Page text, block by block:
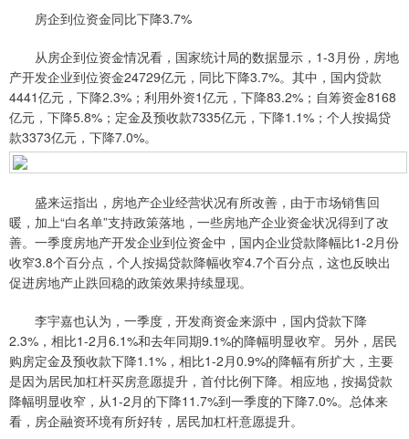
房企到位资金同比下降3.7%
从房企到位资金情况看，国家统计局的数据显示，1-3月份，房地
产开发企业到位资金24729亿元，同比下降3.7%。其中，国内贷款
4441亿元，下降2.3%；利用外资1亿元，下降83.2%；自筹资金8168
亿元，下降5.8%；定金及预收款7335亿元，下降1.1%；个人按揭贷
款3373亿元，下降7.0%。
盛来运指出，房地产企业经营状况有所改善，由于市场销售回
暖，加上“白名单”支持政策落地，一些房地产企业资金状况得到了改
善。一季度房地产开发企业到位资金中，国内企业贷款降幅比1-2月份
收窄3.8个百分点，个人按揭贷款降幅收窄4.7个百分点，这也反映出
促进房地产止跌回稳的政策效果持续显现。
李宇嘉也认为，一季度，开发商资金来源中，国内贷款下降
2.3%，相比1-2月6.1%和去年同期9.1%的降幅明显收窄。另外，居民
购房定金及预收款下降1.1%，相比1-2月0.9%的降幅有所扩大，主要
是因为居民加杠杆买房意愿提升，首付比例下降。相应地，按揭贷款
降幅明显收窄，从1-2月的下降11.7%到一季度的下降7.0%。总体来
看，房企融资环境有所好转，居民加杠杆意愿提升。